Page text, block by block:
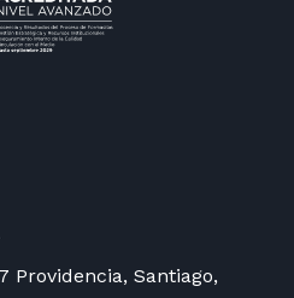
Providencia, Santiago,